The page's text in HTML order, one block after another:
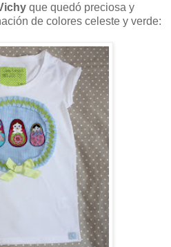
que quedó preciosa y
de colores celeste y verde: